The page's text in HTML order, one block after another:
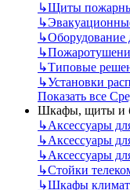
↳Щиты
↳
↳Оборудование
↳
↳Типовые
↳Установки
Показать все
Шкафы, щиты и
↳Аксессуары
↳Аксессуары
↳Аксессуары
↳Стойки
↳Шкафы